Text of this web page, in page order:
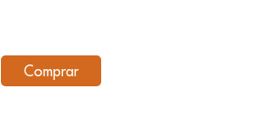
Comprar